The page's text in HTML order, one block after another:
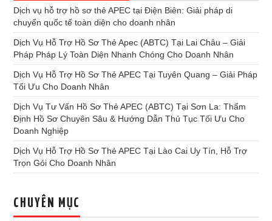
Dịch vụ hỗ trợ hồ sơ thẻ APEC tại Điện Biên: Giải pháp di
chuyển quốc tế toàn diện cho doanh nhân
Dịch Vụ Hỗ Trợ Hồ Sơ Thẻ Apec (ABTC) Tại Lai Châu – Giải
Pháp Pháp Lý Toàn Diện Nhanh Chóng Cho Doanh Nhân
Dịch Vụ Hỗ Trợ Hồ Sơ Thẻ APEC Tại Tuyên Quang – Giải Pháp
Tối Ưu Cho Doanh Nhân
Dịch Vụ Tư Vấn Hồ Sơ Thẻ APEC (ABTC) Tại Sơn La: Thẩm
Định Hồ Sơ Chuyên Sâu & Hướng Dẫn Thủ Tục Tối Ưu Cho
Doanh Nghiệp
Dịch Vụ Hỗ Trợ Hồ Sơ Thẻ APEC Tại Lào Cai Uy Tín, Hỗ Trợ
Trọn Gói Cho Doanh Nhân
CHUYÊN MỤC